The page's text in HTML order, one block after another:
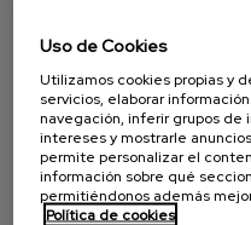
equilibrio en
Un novedoso
marcha logra
fortalecimiento
Uso de Cookies
Utilizamos cookies propias y
servicios, elaborar
navegación, inferir grupos de
intereses y mostrarle
permite personalizar el
información sobre qué
permitiéndonos además
Política de cookies